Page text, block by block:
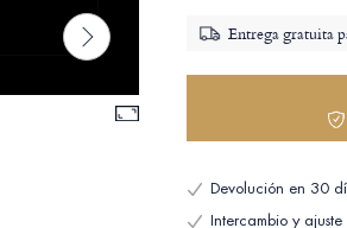
Entrega gratuita
Devolución en 30
Intercambio y